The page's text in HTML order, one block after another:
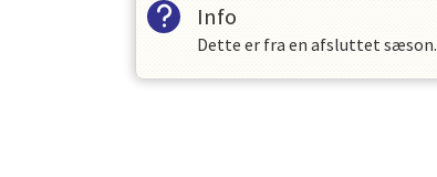
Info
Dette er fra en afsluttet sæson.